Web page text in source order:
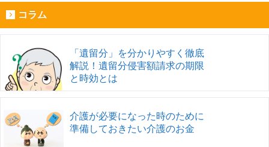
コラム
「遺留分」を分かりやすく徹底
解説！遺留分侵害額請求の期限
と時効とは
介護が必要になった時のために
準備しておきたい介護のお金